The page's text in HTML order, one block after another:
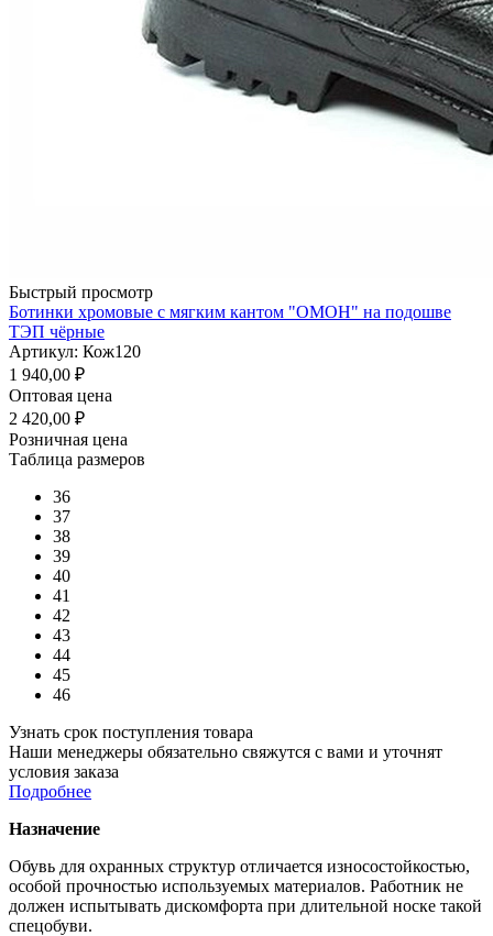
Быстрый просмотр
Ботинки хромовые с мягким кантом "ОМОН" на подошве
ТЭП чёрные
Артикул: Кож120
1 940,00 ₽
Оптовая цена
2 420,00 ₽
Розничная цена
Таблица размеров
36
37
38
39
40
41
42
43
44
45
46
Узнать срок поступления товара
Наши менеджеры обязательно свяжутся с вами и уточнят
условия заказа
Подробнее
Назначение
Обувь для охранных структур отличается износостойкостью,
особой прочностью используемых материалов. Работник не
должен испытывать дискомфорта при длительной носке такой
спецобуви.